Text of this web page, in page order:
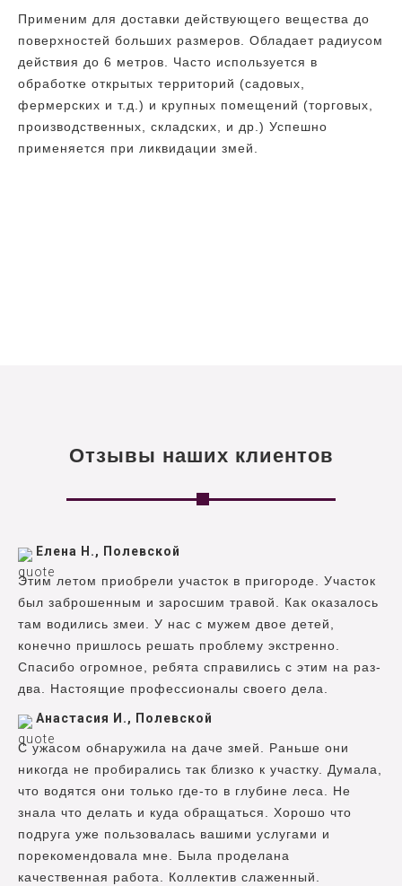
Применим для доставки действующего вещества до
поверхностей больших размеров. Обладает радиусом
действия до 6 метров. Часто используется в
обработке открытых территорий (садовых,
фермерских и т.д.) и крупных помещений (торговых,
производственных, складских, и др.) Успешно
применяется при ликвидации змей.
Отзывы наших клиентов
Елена Н., Полевской
Этим летом приобрели участок в пригороде. Участок
был заброшенным и заросшим травой. Как оказалось
там водились змеи. У нас с мужем двое детей,
конечно пришлось решать проблему экстренно.
Спасибо огромное, ребята справились с этим на раз-
два. Настоящие профессионалы своего дела.
Анастасия И., Полевской
С ужасом обнаружила на даче змей. Раньше они
никогда не пробирались так близко к участку. Думала,
что водятся они только где-то в глубине леса. Не
знала что делать и куда обращаться. Хорошо что
подруга уже пользовалась вашими услугами и
порекомендовала мне. Была проделана
качественная работа. Коллектив слаженный.